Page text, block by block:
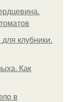
клубники.
Как
в